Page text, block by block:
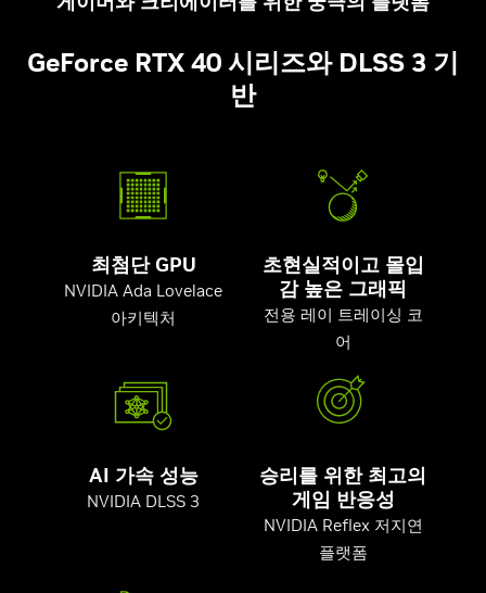
GeForce RTX 40 시리즈와 DLSS 3 기
반
최첨단 GPU
NVIDIA Ada Lovelace
아키텍처
초현실적이고 몰입
감 높은 그래픽
전용 레이 트레이싱 코
어
AI 가속 성능
NVIDIA DLSS 3
승리를 위한 최고의
게임 반응성
NVIDIA Reflex 저지연
플랫폼